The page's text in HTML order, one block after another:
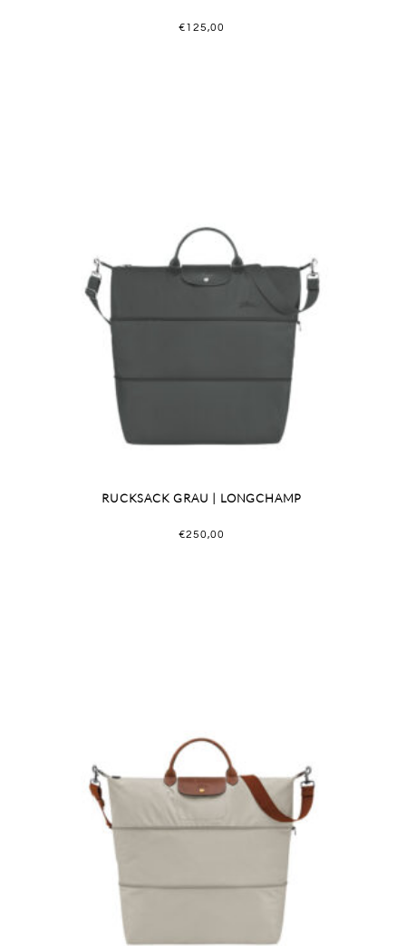
€125,00
RUCKSACK GRAU | LONGCHAMP
€250,00